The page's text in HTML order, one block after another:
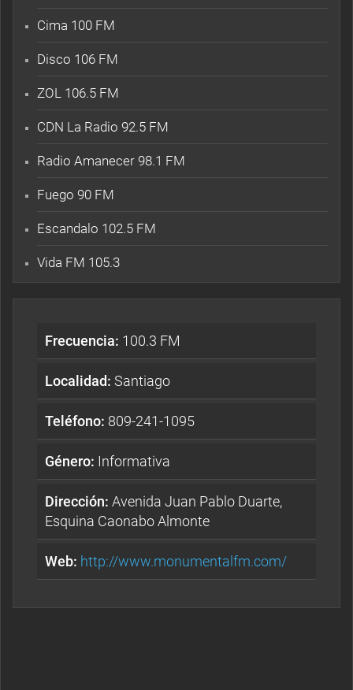
Frecuencia: 100.3 FM
Localidad: Santiago
Teléfono: 809-241-1095
Género: Informativa
Dirección: Avenida Juan Pablo Duarte,
Esquina Caonabo Almonte
Web: http://www.monumentalfm.com/
Cima 100 FM
Disco 106 FM
ZOL 106.5 FM
CDN La Radio 92.5 FM
Radio Amanecer 98.1 FM
Fuego 90 FM
Escandalo 102.5 FM
Vida FM 105.3